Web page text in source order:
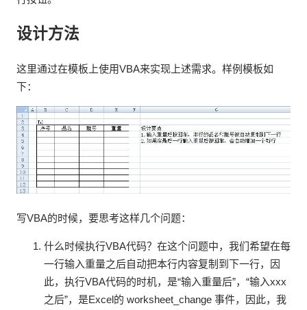
设计方法
这里通过在模板上使用VBA来实现上述需求。样例模板如
下：
写VBA的时候，要思考这样几个问题：
什么时候执行VBA代码？在这个问题中，我们希望在每
一行输入重量之后自动把本行内容复制到下一行，因
此，执行VBA代码的时机，是“输入重量后”，“输入xxx
之后”，是Excel的 worksheet_change 事件，因此，我